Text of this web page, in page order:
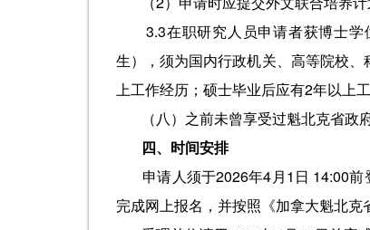
3.3在职研究人员申请者获博士
生），须为国内行政机关、高等院校
上工作经历；硕士毕业后应有2年以上
（八）之前未曾享受过魁北克省政
四、时间安排
申请人须于2026年4月1日 14:00前
完成网上报名，并按照《加拿大魁北克